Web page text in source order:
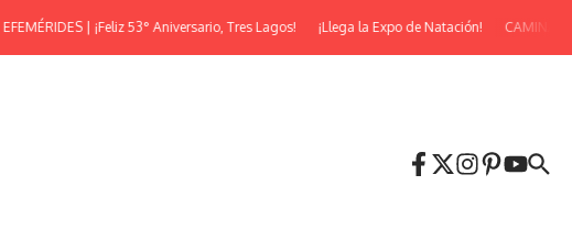
| ¡Feliz 53° Aniversario, Tres Lagos! ¡Llega la Expo de Natación! CAMINATA